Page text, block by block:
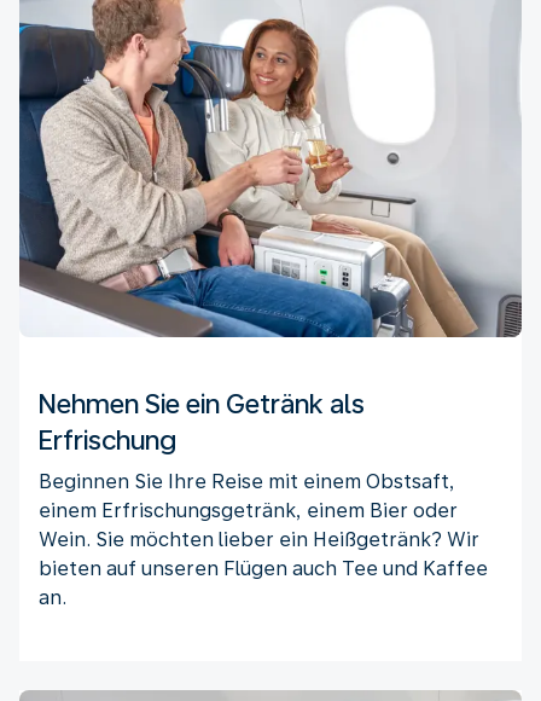
Nehmen Sie ein Getränk als
Erfrischung
Beginnen Sie Ihre Reise mit einem Obstsaft,
einem Erfrischungsgetränk, einem Bier oder
Wein. Sie möchten lieber ein Heißgetränk? Wir
bieten auf unseren Flügen auch Tee und Kaffee
an.